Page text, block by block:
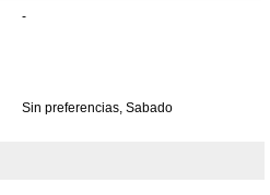
-
Sin preferencias, Sabado